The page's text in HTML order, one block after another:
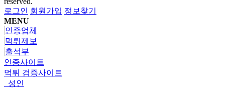
로그인 회원가입 정보찾기
MENU
인증업체
먹튀제보
출석부
인증사이트
먹튀 검증사이트
성인